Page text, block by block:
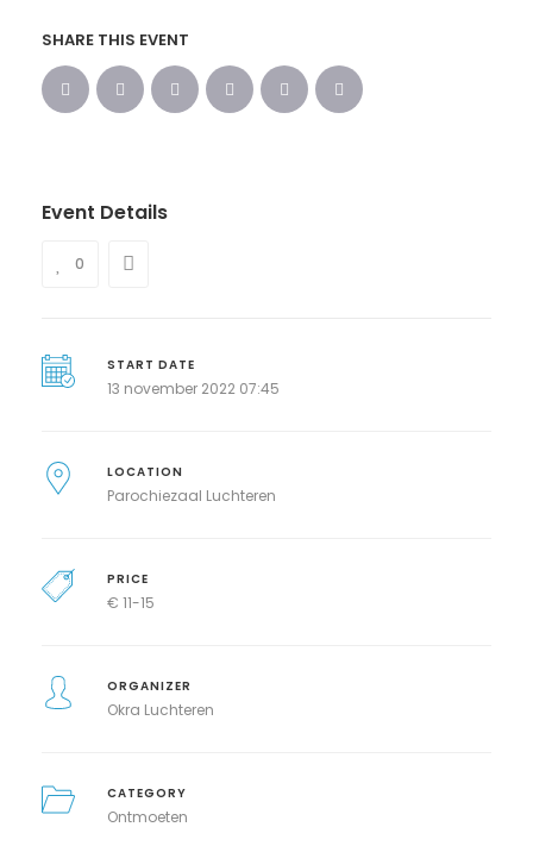
SHARE THIS EVENT
Event Details
0
START DATE
13 november 2022 07:45
LOCATION
Parochiezaal Luchteren
PRICE
€ 11-15
ORGANIZER
Okra Luchteren
CATEGORY
Ontmoeten